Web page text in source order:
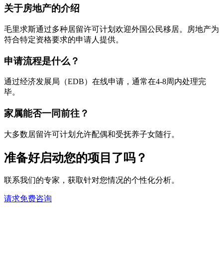
关于房地产的介绍
毛里求斯通过多种居留许可计划欢迎外国公民移居。房地产为
符合特定资格要求的申请人提供。
申请流程是什么？
通过经济发展局（EDB）在线申请，通常在4-8周内处理完
毕。
家属能否一同前往？
大多数居留许可计划允许配偶和受抚养子女随行。
准备好启动您的项目了吗？
联系我们的专家，获取针对您情况的个性化分析。
请求免费咨询